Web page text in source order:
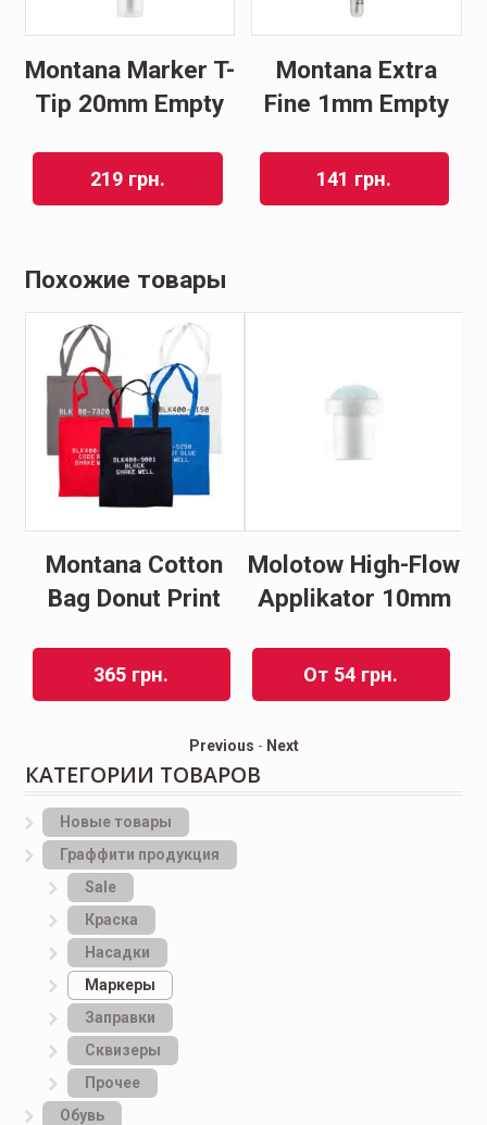
Montana Marker T-
Tip 20mm Empty
219 грн.
Montana Extra
Fine 1mm Empty
141 грн.
Похожие товары
Montana Cotton
Bag Donut Print
365 грн.
Molotow High-Flow
Applikator 10mm
От 54 грн.
Previous - Next
КАТЕГОРИИ ТОВАРОВ
Новые товары
Граффити продукция
Sale
Краска
Насадки
Маркеры
Заправки
Сквизеры
Прочее
Обувь